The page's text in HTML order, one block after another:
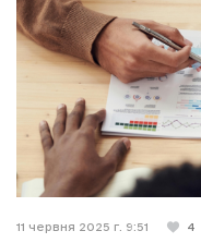
11 червня 2025 г. 9:51 4